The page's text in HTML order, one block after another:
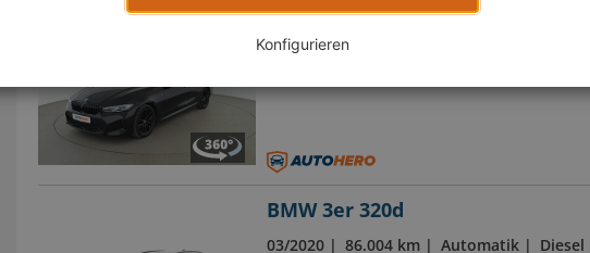
BMW 3er 318d
08/2023 89.110 km
BMW 3er 320d
03/2020 86.004 km Automatik Diesel
Konfigurieren